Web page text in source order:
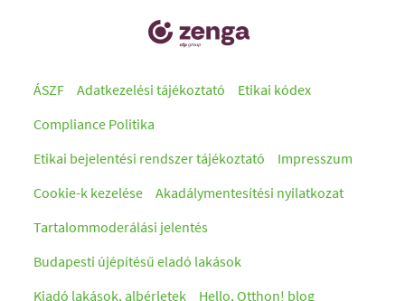
ÁSZF Adatkezelési tájékoztató
Etikai kódex
Compliance Politika
Etikai bejelentési rendszer tájékoztató
Impresszum
Cookie-k kezelése
Akadálymentesítési nyilatkozat
Tartalommoderálási jelentés
Budapesti újépítésű eladó lakások
Kiadó lakások, albérletek
Hello, Otthon! blog